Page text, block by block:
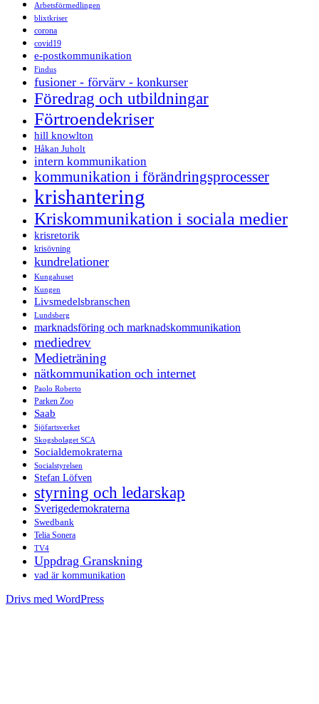
Arbetsförmedlingen
blixtkriser
corona
covid19
e-postkommunikation
Findus
fusioner - förvärv - konkurser
Föredrag och utbildningar
Förtroendekriser
hill knowlton
Håkan Juholt
intern kommunikation
kommunikation i förändringsprocesser
krishantering
Kriskommunikation i sociala medier
krisretorik
krisövning
kundrelationer
Kungahuset
Kungen
Livsmedelsbranschen
Lundsberg
marknadsföring och marknadskommunikation
mediedrev
Medieträning
nätkommunikation och internet
Paolo Roberto
Parken Zoo
Saab
Sjöfartsverket
Skogsbolaget SCA
Socialdemokraterna
Socialstyrelsen
Stefan Löfven
styrning och ledarskap
Sverigedemokraterna
Swedbank
Telia Sonera
TV4
Uppdrag Granskning
vad är kommunikation
Drivs med WordPress